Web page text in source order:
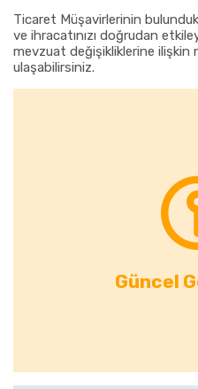
Ticaret Müşavirlerinin
ve ihracatınızı doğrudan
mevzuat değişikliklerine ilişkin
ulaşabilirsiniz.
Güncel